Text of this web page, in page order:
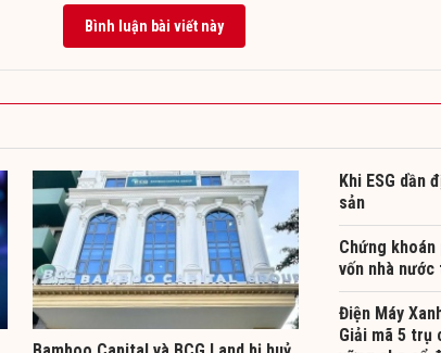
Bình luận bài viết này
Khi ESG dần
sản
Chứng khoán
vốn nhà
Điện Máy
Giải mã 5 trụ